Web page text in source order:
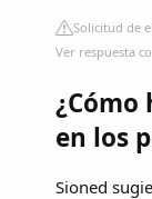
Solicitud de
Ver respuesta
en los
Sioned